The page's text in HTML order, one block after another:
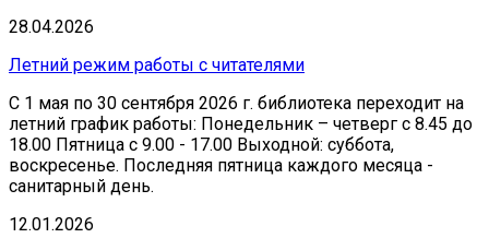
28.04.2026
Летний режим работы с читателями
С 1 мая по 30 сентября 2026 г. библиотека переходит на
летний график работы: Понедельник – четверг с 8.45 до
18.00 Пятница с 9.00 - 17.00 Выходной: суббота,
воскресенье. Последняя пятница каждого месяца -
санитарный день.
12.01.2026